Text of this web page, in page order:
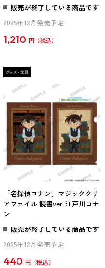
販売が終了している商品です
2025年12月発売予定
1,210 円
「名探偵コナン」マジッククリ
アファイル 読書ver. 江戸川コナ
ン
販売が終了している商品です
2025年12月発売予定
440 円